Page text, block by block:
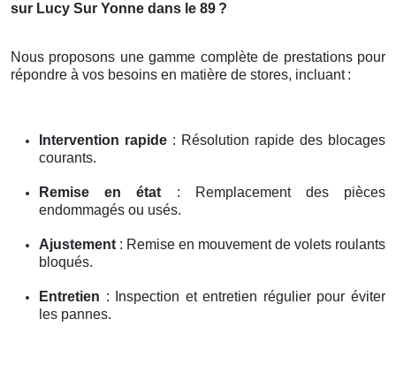
sur Lucy Sur Yonne dans le 89 ?
Nous proposons une gamme complète de prestations pour
répondre à vos besoins en matière de stores, incluant :
Intervention rapide : Résolution rapide des blocages
courants.
Remise en état: Remplacement des pièces
endommagés ou usés.
Ajustement: Remise en mouvement de volets roulants
bloqués.
Entretien : Inspection et entretien régulier pour éviter
les pannes.